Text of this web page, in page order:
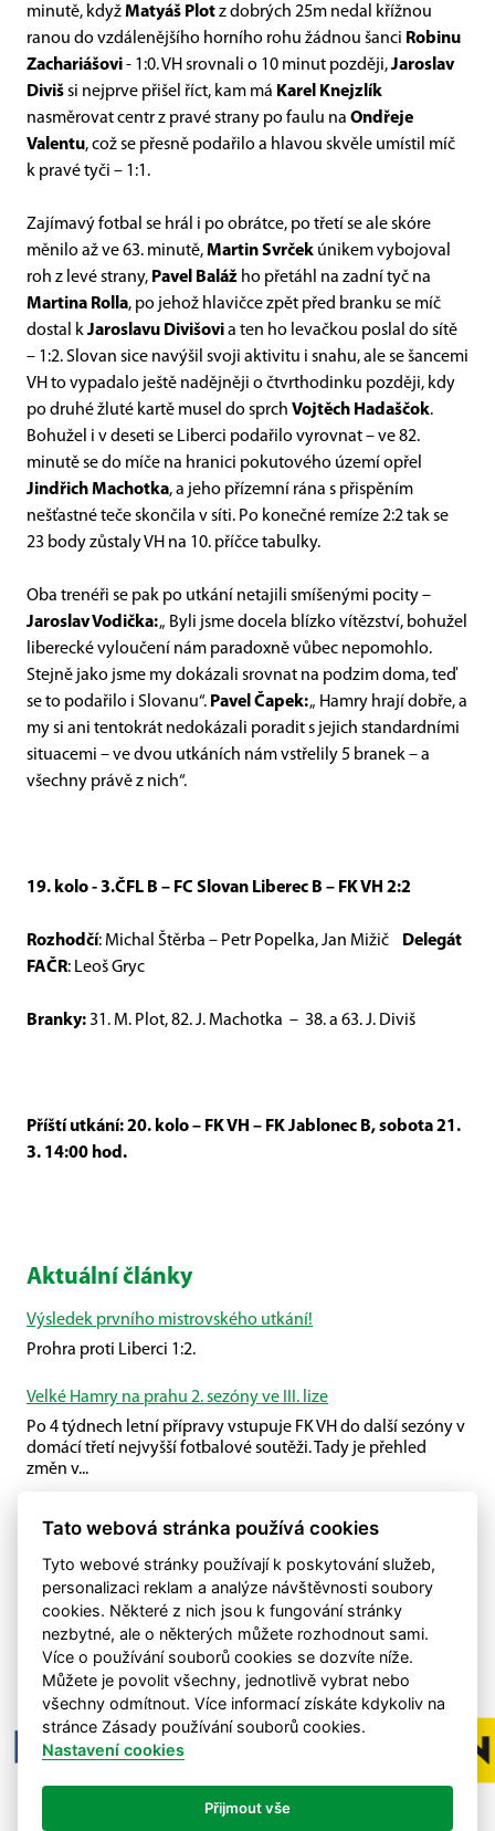
minutě, kdyžMatyáš Plotz dobrých 25m nedal křížnou
ranou do vzdálenějšího horního rohu žádnou šanci Robinu
Zachariášovi- 1:0. VH srovnali o 10 minut později,Jaroslav
Divišsi nejprve přišel říct, kam má Karel Knejzlík
nasměrovat centr z pravé strany po faulu na Ondřeje
Valentu, což se přesně podařilo a hlavou skvěle umístil míč
k pravé tyči – 1:1.
Zajímavý fotbal se hrál i po obrátce, po třetí se ale skóre
měnilo až ve 63. minutě,Martin Svrček únikem vybojoval
roh z levé strany, Pavel Baláž ho přetáhl na zadní tyč na
Martina Rolla, po jehož hlavičce zpět před branku se míč
dostal kJaroslavu Divišovia ten ho levačkou poslal do sítě
– 1:2. Slovan sice navýšil svoji aktivitu i snahu, ale se šancemi
VH to vypadalo ještě nadějněji o čtvrthodinku později, kdy
po druhé žluté kartě musel do sprch Vojtěch Hadaščok.
Bohužel i v deseti se Liberci podařilo vyrovnat – ve 82.
minutě se do míče na hranici pokutového území opřel
Jindřich Machotka, a jeho přízemní rána s přispěním
nešťastné teče skončila v síti. Po konečné remíze 2:2 tak se
23 body zůstaly VH na 10. příčce tabulky.
Oba trenéři se pak po utkání netajili smíšenými pocity –
Jaroslav Vodička:„ Byli jsme docela blízko vítězství, bohužel
liberecké vyloučení nám paradoxně vůbec nepomohlo.
Stejně jako jsme my dokázali srovnat na podzim doma, teď
se to podařilo i Slovanu“. Pavel Čapek:„ Hamry hrají dobře, a
my si ani tentokrát nedokázali poradit s jejich standardními
situacemi – ve dvou utkáních nám vstřelily 5 branek – a
všechny právě z nich“.
19. kolo - 3.ČFL B – FC Slovan Liberec B – FK VH 2:2
Rozhodčí: Michal Štěrba – Petr Popelka, Jan Mižič
Delegát
FAČR: Leoš Gryc
Branky:31. M. Plot, 82. J. Machotka – 38. a 63. J. Diviš
Příští utkání: 20. kolo – FK VH – FK Jablonec B, sobota 21.
3. 14:00 hod.
Aktuální články
Výsledek prvního mistrovského utkání!
Prohra proti Liberci 1:2.
Velké Hamry na prahu 2. sezóny ve III. lize
Po 4 týdnech letní přípravy vstupuje FK VH do další sezóny v
domácí třetí nejvyšší fotbalové soutěži. Tady je přehled
změn v...
Příprava U19
Tato webová stránka používá cookies
Tyto webové stránky používají k poskytování služeb,
personalizaci reklam a analýze návštěvnosti soubory
cookies. Některé z nich jsou k fungování stránky
nezbytné, ale o některých můžete rozhodnout sami.
Více o používání souborů cookies se dozvíte níže.
Můžete je povolit všechny, jednotlivě vybrat nebo
všechny odmítnout. Více informací získáte kdykoliv na
stránce Zásady používání souborů cookies.
Nastavení cookies
Přijmout vše